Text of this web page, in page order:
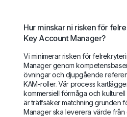
Hur minskar ni risken för
Key Account Manager?
Vi minimerar risken för
Manager genom
övningar och djupgående
KAM-roller. Vår process
kommersiell förmåga och
är träffsäker matchning grunden
Manager ska leverera värde från